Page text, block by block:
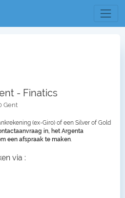
- Finatics
Gent
(ex-Giro) of een Silver of Gold
in, het Argenta
een afspraak te maken
via :